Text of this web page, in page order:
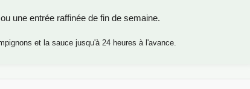
une entrée raffinée de fin de semaine.
et la sauce jusqu'à 24 heures à l'avance.